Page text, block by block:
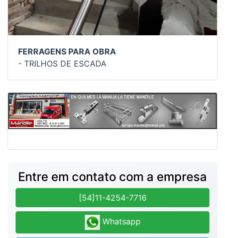
FERRAGENS PARA OBRA
- TRILHOS DE ESCADA
Entre em contato com a empresa
[54]11-4254-7716
Whatsapp